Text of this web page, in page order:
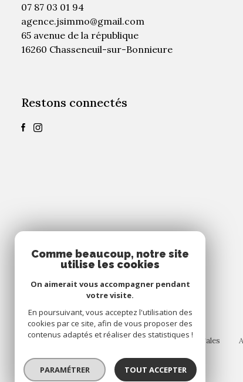
07 87 03 01 94
agence.jsimmo@gmail.com
65 avenue de la république
16260 Chasseneuil-sur-Bonnieure
Restons connectés
plan du site nos partenaires mentions légales
© 2026 | Tous droits réservés
Comme beaucoup, notre site
utilise les cookies
On aimerait vous accompagner pendant
votre visite.
En poursuivant, vous acceptez l'utilisation des
cookies par ce site, afin de vous proposer des
contenus adaptés et réaliser des statistiques !
PARAMÉTRER TOUT ACCEPTER